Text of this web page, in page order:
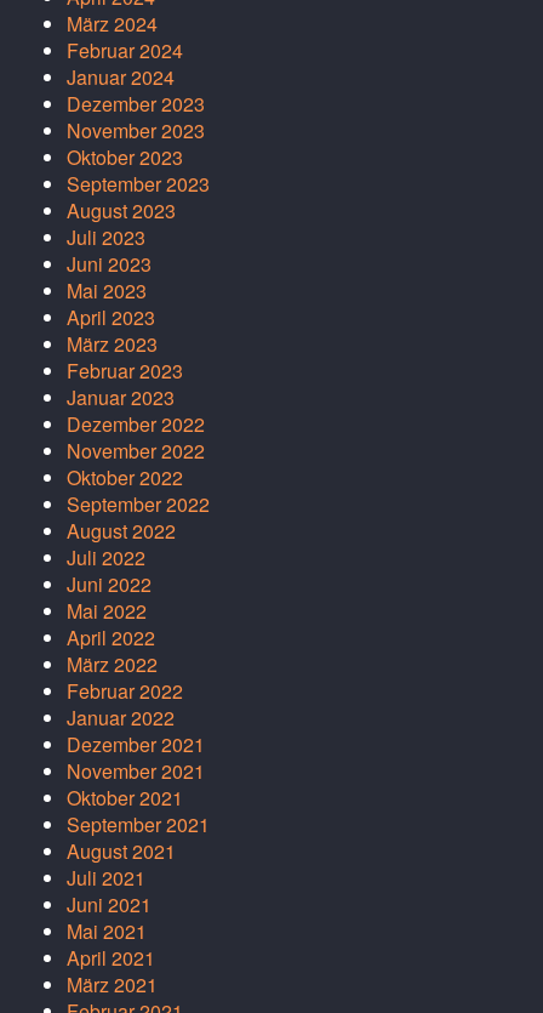
März 2024
Februar 2024
Januar 2024
Dezember 2023
November 2023
Oktober 2023
September 2023
August 2023
Juli 2023
Juni 2023
Mai 2023
April 2023
März 2023
Februar 2023
Januar 2023
Dezember 2022
November 2022
Oktober 2022
September 2022
August 2022
Juli 2022
Juni 2022
Mai 2022
April 2022
März 2022
Februar 2022
Januar 2022
Dezember 2021
November 2021
Oktober 2021
September 2021
August 2021
Juli 2021
Juni 2021
Mai 2021
April 2021
März 2021